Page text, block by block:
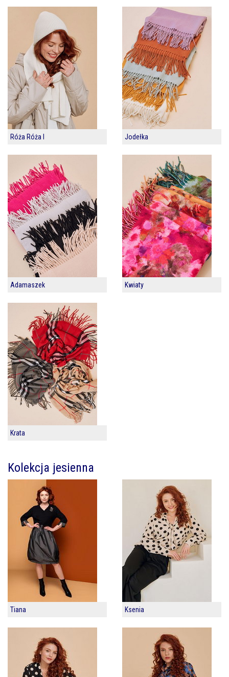
Róża Róża I Jodełka
Adamaszek Kwiaty
Krata
Kolekcja jesienna
Tiana Ksenia